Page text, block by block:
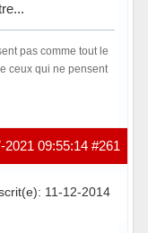
pas comme tout le
ceux qui ne pensent
#261
2021 09:55:14
11-12-2014